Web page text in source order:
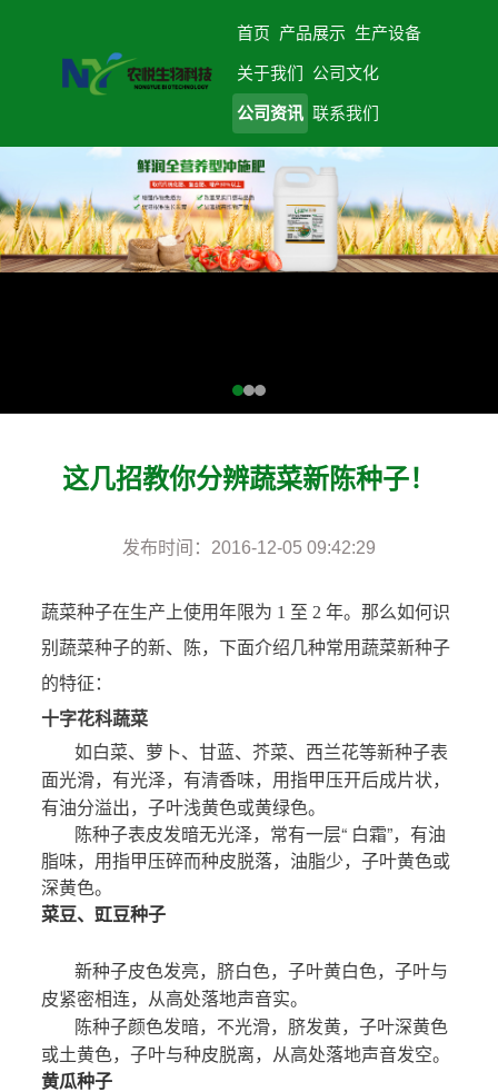
首页 产品展示 生产设备
关于我们 公司文化
公司资讯 联系我们
这几招教你分辨蔬菜新陈种子！
发布时间：2016-12-05 09:42:29
蔬菜种子在生产上使用年限为 1 至 2 年。那么如何识
别蔬菜种子的新、陈，下面介绍几种常用蔬菜新种子
的特征：
十字花科蔬菜
如白菜、萝卜、甘蓝、芥菜、西兰花等新种子表
面光滑，有光泽，有清香味，用指甲压开后成片状，
有油分溢出，子叶浅黄色或黄绿色。
陈种子表皮发暗无光泽，常有一层“ 白霜”，有油
脂味，用指甲压碎而种皮脱落，油脂少，子叶黄色或
深黄色。
菜豆、豇豆种子
新种子皮色发亮，脐白色，子叶黄白色，子叶与
皮紧密相连，从高处落地声音实。
陈种子颜色发暗，不光滑，脐发黄，子叶深黄色
或土黄色，子叶与种皮脱离，从高处落地声音发空。
黄瓜种子